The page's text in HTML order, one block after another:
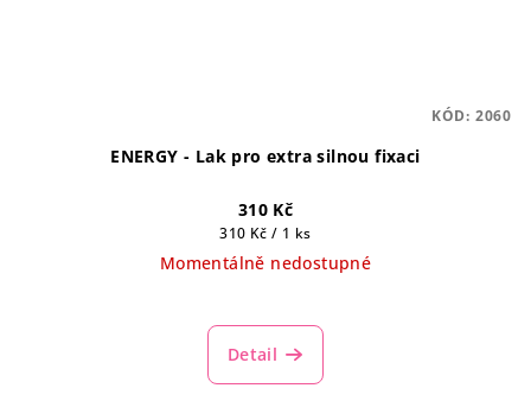
ENERGY - Lak pro extra silnou fixaci
310 Kč
Měrná
cena:
310 Kč / 1 ks
Momentálně nedostupné
hodnocení
produktu
Detail
KÓD: 2060